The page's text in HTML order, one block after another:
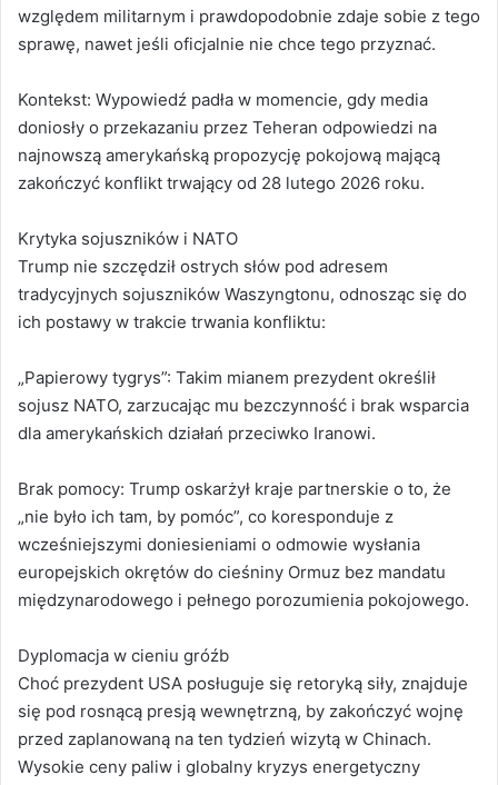
względem militarnym i prawdopodobnie zdaje sobie z tego
sprawę, nawet jeśli oficjalnie nie chce tego przyznać.
Kontekst: Wypowiedź padła w momencie, gdy media
doniosły o przekazaniu przez Teheran odpowiedzi na
najnowszą amerykańską propozycję pokojową mającą
zakończyć konflikt trwający od 28 lutego 2026 roku.
Krytyka sojuszników i NATO
Trump nie szczędził ostrych słów pod adresem
tradycyjnych sojuszników Waszyngtonu, odnosząc się do
ich postawy w trakcie trwania konfliktu:
„Papierowy tygrys”: Takim mianem prezydent określił
sojusz NATO, zarzucając mu bezczynność i brak wsparcia
dla amerykańskich działań przeciwko Iranowi.
Brak pomocy: Trump oskarżył kraje partnerskie o to, że
„nie było ich tam, by pomóc”, co koresponduje z
wcześniejszymi doniesieniami o odmowie wysłania
europejskich okrętów do cieśniny Ormuz bez mandatu
międzynarodowego i pełnego porozumienia pokojowego.
Dyplomacja w cieniu gróźb
Choć prezydent USA posługuje się retoryką siły, znajduje
się pod rosnącą presją wewnętrzną, by zakończyć wojnę
przed zaplanowaną na ten tydzień wizytą w Chinach.
Wysokie ceny paliw i globalny kryzys energetyczny